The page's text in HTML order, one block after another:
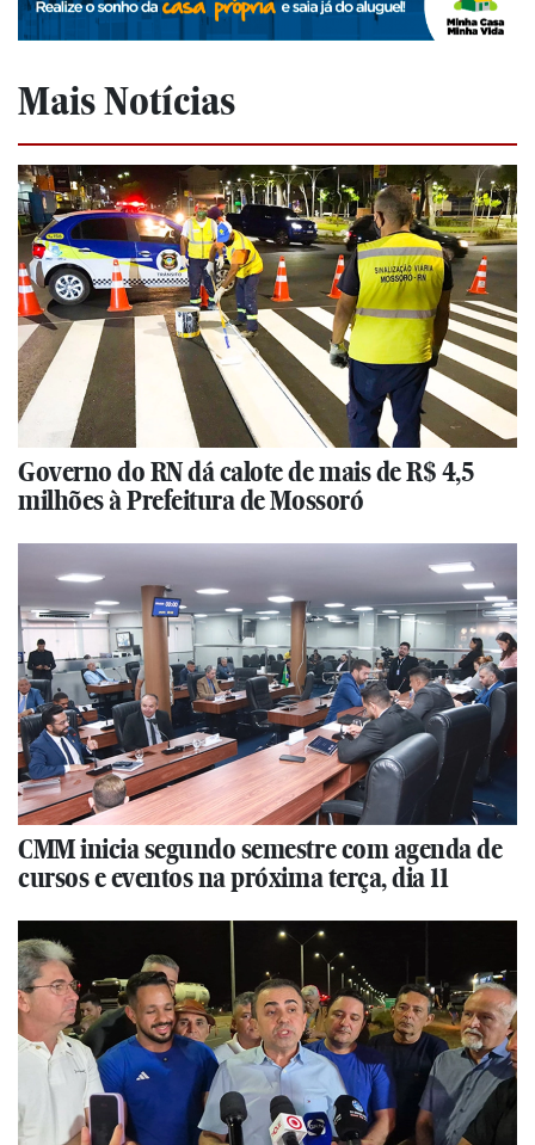
Mais Notícias
Governo do RN dá calote de mais de R$ 4,5
milhões à Prefeitura de Mossoró
CMM inicia segundo semestre com agenda de
cursos e eventos na próxima terça, dia 11